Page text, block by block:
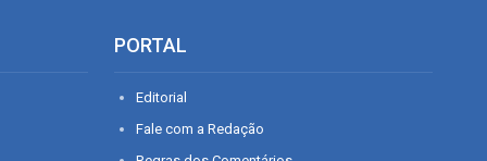
PORTAL
Editorial
Fale com a Redação